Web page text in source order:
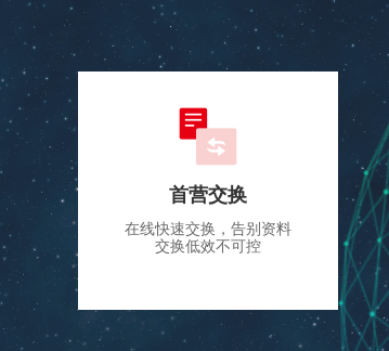
首营交换
在线快速交换，告别资料
交换低效不可控